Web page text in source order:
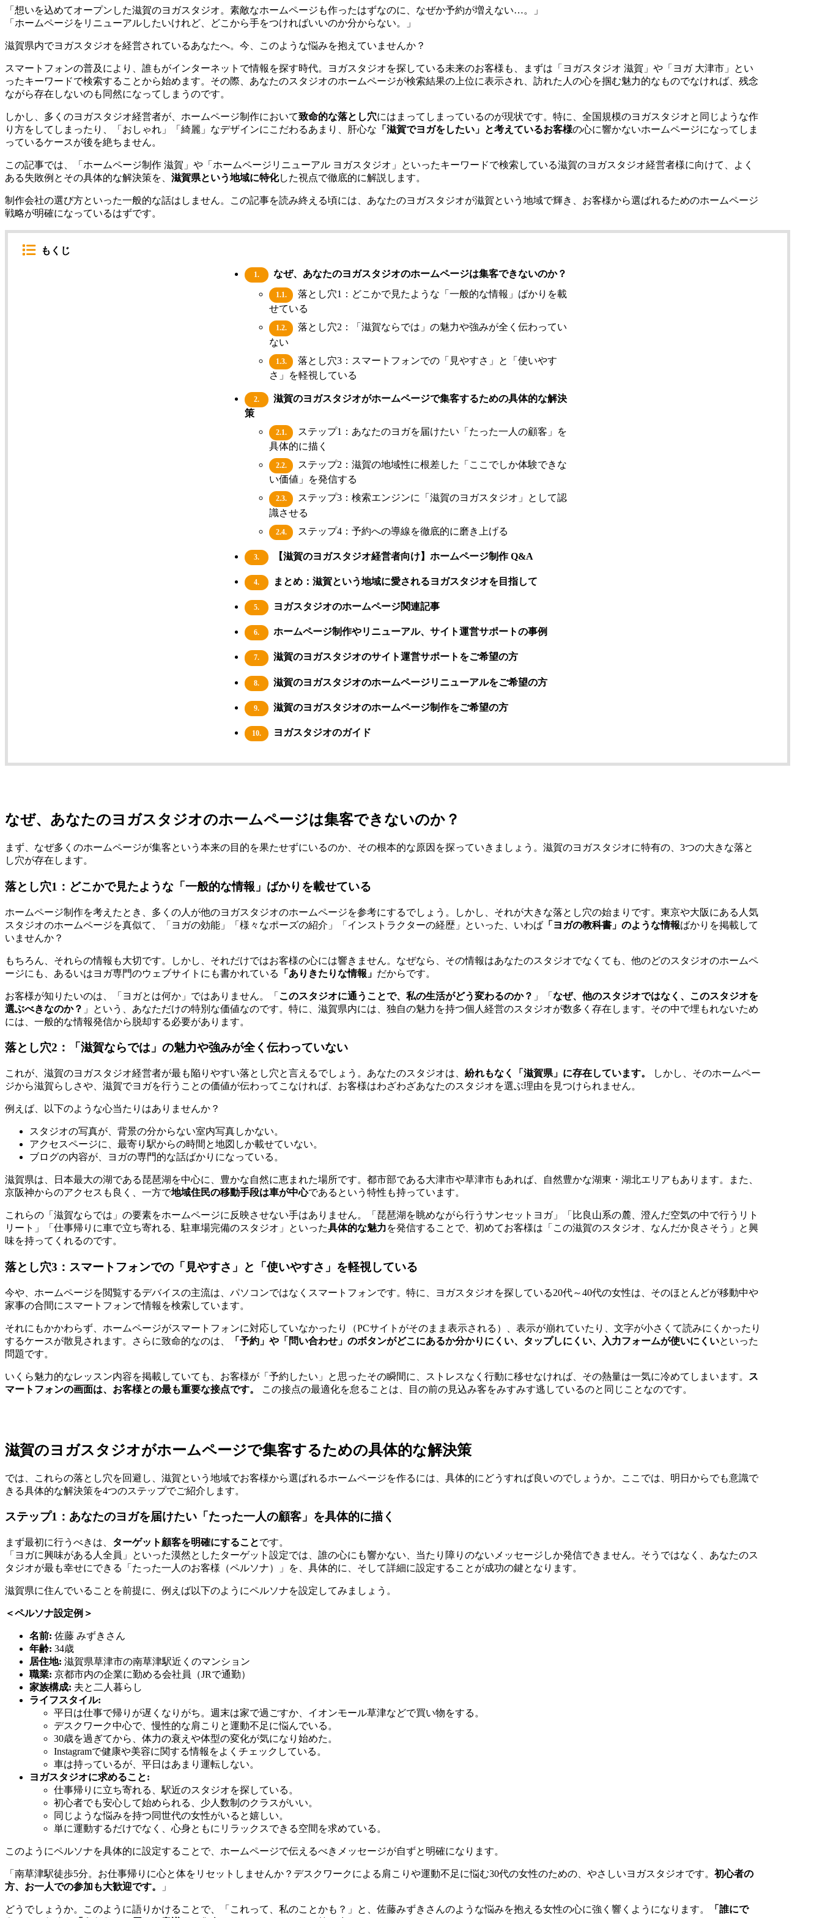
「想いを込めてオープンした滋賀のヨガスタジオ。素敵なホームページも作ったはずなのに、なぜか予約が増えない…。」
「ホームページをリニューアルしたいけれど、どこから手をつければいいのか分からない。」
滋賀県内でヨガスタジオを経営されているあなたへ。今、このような悩みを抱えていませんか？
スマートフォンの普及により、誰もがインターネットで情報を探す時代。ヨガスタジオを探している未来のお客様も、まずは「ヨガスタジオ 滋賀」や「ヨガ 大津市」とい
ったキーワードで検索することから始めます。その際、あなたのスタジオのホームページが検索結果の上位に表示され、訪れた人の心を掴む魅力的なものでなければ、残念
ながら存在しないのも同然になってしまうのです。
しかし、多くのヨガスタジオ経営者が、ホームページ制作において致命的な落とし穴にはまってしまっているのが現状です。特に、全国規模のヨガスタジオと同じような作
り方をしてしまったり、「おしゃれ」「綺麗」なデザインにこだわるあまり、肝心な 「滋賀でヨガをしたい」と考えているお客様の心に響かないホームページになってしま
っているケースが後を絶ちません。
この記事では、「ホームページ制作 滋賀」や「ホームページリニューアル ヨガスタジオ」といったキーワードで検索している滋賀のヨガスタジオ経営者様に向けて、よく
ある失敗例とその具体的な解決策を、 滋賀県という地域に特化した視点で徹底的に解説します。
制作会社の選び方といった一般的な話はしません。この記事を読み終える頃には、あなたのヨガスタジオが滋賀という地域で輝き、お客様から選ばれるためのホームページ
戦略が明確になっているはずです。
もくじ
1. なぜ、あなたのヨガスタジオのホームページは集客できないのか？
1.1.
落とし穴1：どこかで見たような「一般的な情報」ばかりを載
せている
1.2.
落とし穴2：「滋賀ならでは」の魅力や強みが全く伝わってい
ない
1.3.
落とし穴3：スマートフォンでの「見やすさ」と「使いやす
さ」を軽視している
2.
滋賀のヨガスタジオがホームページで集客するための具体的な解決
策
2.1.
ステップ1：あなたのヨガを届けたい「たった一人の顧客」を
具体的に描く
2.2.
ステップ2：滋賀の地域性に根差した「ここでしか体験できな
い価値」を発信する
2.3.
ステップ3：検索エンジンに「滋賀のヨガスタジオ」として認
識させる
2.4. ステップ4：予約への導線を徹底的に磨き上げる
3. 【滋賀のヨガスタジオ経営者向け】ホームページ制作 Q&A
4. まとめ：滋賀という地域に愛されるヨガスタジオを目指して
5. ヨガスタジオのホームページ関連記事
6. ホームページ制作やリニューアル、サイト運営サポートの事例
7. 滋賀のヨガスタジオのサイト運営サポートをご希望の方
8. 滋賀のヨガスタジオのホームページリニューアルをご希望の方
9. 滋賀のヨガスタジオのホームページ制作をご希望の方
10. ヨガスタジオのガイド
なぜ、あなたのヨガスタジオのホームページは集客できないのか？
まず、なぜ多くのホームページが集客という本来の目的を果たせずにいるのか、その根本的な原因を探っていきましょう。滋賀のヨガスタジオに特有の、3つの大きな落と
し穴が存在します。
落とし穴1：どこかで見たような「一般的な情報」ばかりを載せている
ホームページ制作を考えたとき、多くの人が他のヨガスタジオのホームページを参考にするでしょう。しかし、それが大きな落とし穴の始まりです。東京や大阪にある人気
スタジオのホームページを真似て、「ヨガの効能」「様々なポーズの紹介」「インストラクターの経歴」といった、いわば 「ヨガの教科書」のような情報ばかりを掲載して
いませんか？
もちろん、それらの情報も大切です。しかし、それだけではお客様の心には響きません。なぜなら、その情報はあなたのスタジオでなくても、他のどのスタジオのホームペ
ージにも、あるいはヨガ専門のウェブサイトにも書かれている
「ありきたりな情報」 だからです。
お客様が知りたいのは、「ヨガとは何か」ではありません。「 このスタジオに通うことで、私の生活がどう変わるのか？ 」「 なぜ、他のスタジオではなく、このスタジオを
選ぶべきなのか？ 」という、あなただけの特別な価値なのです。特に、滋賀県内には、独自の魅力を持つ個人経営のスタジオが数多く存在します。その中で埋もれないため
には、一般的な情報発信から脱却する必要があります。
落とし穴2：「滋賀ならでは」の魅力や強みが全く伝わっていない
これが、滋賀のヨガスタジオ経営者が最も陥りやすい落とし穴と言えるでしょう。あなたのスタジオは、 紛れもなく「滋賀県」に存在しています。
しかし、そのホームペー
ジから滋賀らしさや、滋賀でヨガを行うことの価値が伝わってこなければ、お客様はわざわざあなたのスタジオを選ぶ理由を見つけられません。
例えば、以下のような心当たりはありませんか？
スタジオの写真が、背景の分からない室内写真しかない。
アクセスページに、最寄り駅からの時間と地図しか載せていない。
ブログの内容が、ヨガの専門的な話ばかりになっている。
滋賀県は、日本最大の湖である琵琶湖を中心に、豊かな自然に恵まれた場所です。都市部である大津市や草津市もあれば、自然豊かな湖東・湖北エリアもあります。また、
京阪神からのアクセスも良く、一方で地域住民の移動手段は車が中心であるという特性も持っています。
これらの「滋賀ならでは」の要素をホームページに反映させない手はありません。「琵琶湖を眺めながら行うサンセットヨガ」「比良山系の麓、澄んだ空気の中で行うリト
リート」「仕事帰りに車で立ち寄れる、駐車場完備のスタジオ」といった具体的な魅力を発信することで、初めてお客様は「この滋賀のスタジオ、なんだか良さそう」と興
味を持ってくれるのです。
落とし穴3：スマートフォンでの「見やすさ」と「使いやすさ」を軽視している
今や、ホームページを閲覧するデバイスの主流は、パソコンではなくスマートフォンです。特に、ヨガスタジオを探している20代～40代の女性は、そのほとんどが移動中や
家事の合間にスマートフォンで情報を検索しています。
それにもかかわらず、ホームページがスマートフォンに対応していなかったり（PCサイトがそのまま表示される）、表示が崩れていたり、文字が小さくて読みにくかったり
するケースが散見されます。さらに致命的なのは、
「予約」や「問い合わせ」のボタンがどこにあるか分かりにくい、タップしにくい、入力フォームが使いにくいといった
問題です。
いくら魅力的なレッスン内容を掲載していても、お客様が「予約したい」と思ったその瞬間に、ストレスなく行動に移せなければ、その熱量は一気に冷めてしまいます。
ス
マートフォンの画面は、お客様との最も重要な接点です。
この接点の最適化を怠ることは、目の前の見込み客をみすみす逃しているのと同じことなのです。
滋賀のヨガスタジオがホームページで集客するための具体的な解決策
では、これらの落とし穴を回避し、滋賀という地域でお客様から選ばれるホームページを作るには、具体的にどうすれば良いのでしょうか。ここでは、明日からでも意識で
きる具体的な解決策を4つのステップでご紹介します。
ステップ1：あなたのヨガを届けたい「たった一人の顧客」を具体的に描く
まず最初に行うべきは、 ターゲット顧客を明確にすることです。
「ヨガに興味がある人全員」といった漠然としたターゲット設定では、誰の心にも響かない、当たり障りのないメッセージしか発信できません。そうではなく、あなたのス
タジオが最も幸せにできる「たった一人のお客様（ペルソナ）」を、具体的に、そして詳細に設定することが成功の鍵となります。
滋賀県に住んでいることを前提に、例えば以下のようにペルソナを設定してみましょう。
＜ペルソナ設定例＞
名前: 佐藤 みずきさん
年齢: 34歳
居住地: 滋賀県草津市の南草津駅近くのマンション
職業: 京都市内の企業に勤める会社員（JRで通勤）
家族構成: 夫と二人暮らし
ライフスタイル:
平日は仕事で帰りが遅くなりがち。週末は家で過ごすか、イオンモール草津などで買い物をする。
デスクワーク中心で、慢性的な肩こりと運動不足に悩んでいる。
30歳を過ぎてから、体力の衰えや体型の変化が気になり始めた。
Instagramで健康や美容に関する情報をよくチェックしている。
車は持っているが、平日はあまり運転しない。
ヨガスタジオに求めること:
仕事帰りに立ち寄れる、駅近のスタジオを探している。
初心者でも安心して始められる、少人数制のクラスがいい。
同じような悩みを持つ同世代の女性がいると嬉しい。
単に運動するだけでなく、心身ともにリラックスできる空間を求めている。
このようにペルソナを具体的に設定することで、ホームページで伝えるべきメッセージが自ずと明確になります。
「南草津駅徒歩5分。お仕事帰りに心と体をリセットしませんか？デスクワークによる肩こりや運動不足に悩む30代の女性のための、やさしいヨガスタジオです。 初心者の
方、お一人での参加も大歓迎です。
」
どうでしょうか。このように語りかけることで、「これって、私のことかも？」と、佐藤みずきさんのような悩みを抱える女性の心に強く響くようになります。
「誰にで